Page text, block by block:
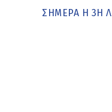
ΣΗΜΕΡΑ Η 3Η